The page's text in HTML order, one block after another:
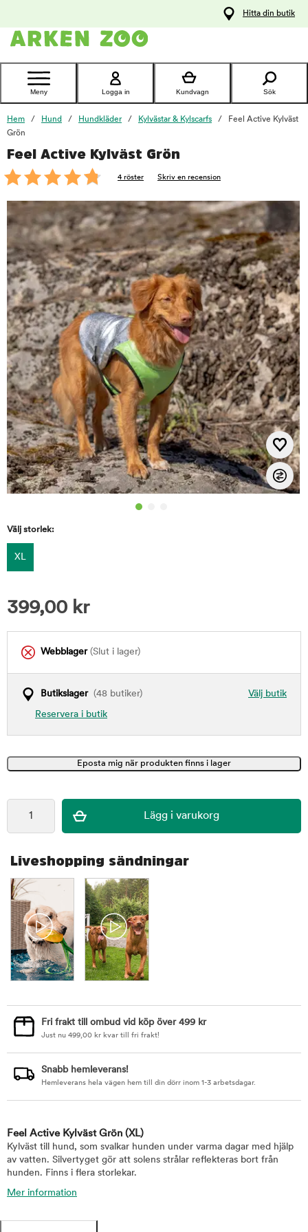
Kontakta
Hitta din butik
Meny Logga in Kundvagn Sök
Hem Hund Hundkläder Kylvästar & Kylscarfs
Feel Active Kylväst
Grön
Feel Active Kylväst Grön
4 röster Skriv en recension
Välj storlek:
XL
399,00 kr
Webblager(Slut i lager)
Välj butik
Butikslager(48 butiker)
Reservera i butik
foo
Liveshopping sändningar
Fri frakt till ombud vid köp över 499 kr
Just nu 499,00 kr kvar till fri frakt!
Snabb hemleverans!
Hemleverans hela vägen hem till din dörr inom 1-3 arbetsdagar.
Feel Active Kylväst Grön (XL)
Kylväst till hund, som svalkar hunden under varma dagar med hjälp
av vatten. Silvertyget gör att solens strålar reflekteras bort från
hunden. Finns i flera storlekar.
Mer information